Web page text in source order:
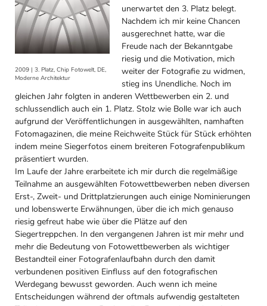
2009 | 3. Platz, Chip Fotowelt, DE,
Moderne Architektur
unerwartet den 3. Platz belegt.
Nachdem ich mir keine Chancen
ausgerechnet hatte, war die
Freude nach der Bekanntgabe
riesig und die Motivation, mich
weiter der Fotografie zu widmen,
stieg ins Unendliche. Noch im
gleichen Jahr folgten in anderen Wettbewerben ein 2. und
schlussendlich auch ein 1. Platz. Stolz wie Bolle war ich auch
aufgrund der Veröffentlichungen in ausgewählten, namhaften
Fotomagazinen, die meine Reichweite Stück für Stück erhöhten
indem meine Siegerfotos einem breiteren Fotografenpublikum
präsentiert wurden.
Im Laufe der Jahre erarbeitete ich mir durch die regelmäßige
Teilnahme an ausgewählten Fotowettbewerben neben diversen
Erst-, Zweit- und Drittplatzierungen auch einige Nominierungen
und lobenswerte Erwähnungen, über die ich mich genauso
riesig gefreut habe wie über die Plätze auf den
Siegertreppchen. In den vergangenen Jahren ist mir mehr und
mehr die Bedeutung von Fotowettbewerben als wichtiger
Bestandteil einer Fotografenlaufbahn durch den damit
verbundenen positiven Einfluss auf den fotografischen
Werdegang bewusst geworden. Auch wenn ich meine
Entscheidungen während der oftmals aufwendig gestalteten